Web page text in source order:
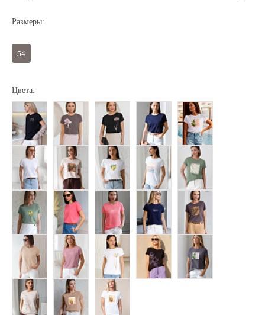
Регистрация Авторизация
Размеры:
54
Цвета: